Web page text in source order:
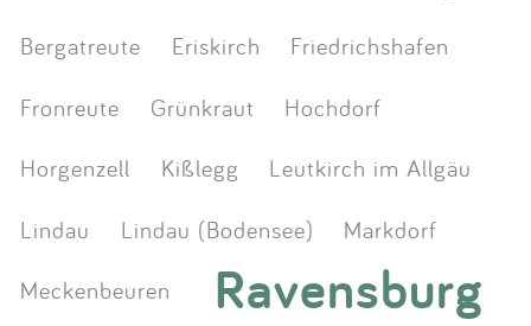
Bergatreute
Eriskirch
Friedrichshafen
Fronreute
Grünkraut
Hochdorf
Horgenzell
Kißlegg
Leutkirch im Allgäu
Lindau
Lindau (Bodensee)
Markdorf
Meckenbeuren
Ravensburg